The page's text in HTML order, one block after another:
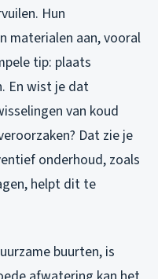
Hun
materialen aan, vooral
tip: plaats
En wist je dat
van koud
Dat zie je
onderhoud, zoals
helpt dit te
buurten, is